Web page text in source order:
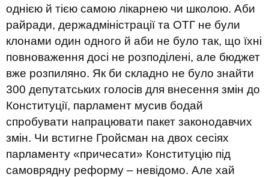
однією й тією самою лікарнею чи школою. Аби
райради, держадміністрації та ОТГ не були
клонами один одного й аби не було так, що їхні
повноваження досі не розподілені, але бюджет
вже розпиляно. Як би складно не було знайти
300 депутатських голосів для внесення змін до
Конституції, парламент мусив бодай
спробувати напрацювати пакет законодавчих
змін. Чи встигне Гройсман на двох сесіях
парламенту «причесати» Конституцію під
самоврядну реформу – невідомо. Але хай